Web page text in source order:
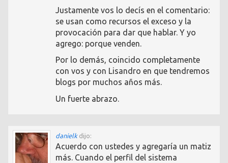
Justamente vos lo decís en el comentario:
se usan como recursos el exceso y la
provocación para dar que hablar. Y yo
agrego: porque venden.
Por lo demás, coincido completamente
con vos y con Lisandro en que tendremos
blogs por muchos años más.
Un fuerte abrazo.
danielk dijo:
Acuerdo con ustedes y agregaría un matiz
más. Cuando el perfil del sistema